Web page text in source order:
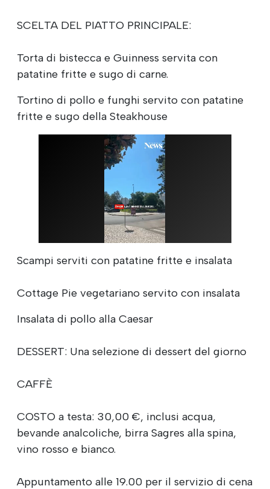
SCELTA DEL PIATTO PRINCIPALE:
Torta di bistecca e Guinness servita con
patatine fritte e sugo di carne.
Tortino di pollo e funghi servito con patatine
fritte e sugo della Steakhouse
Scampi serviti con patatine fritte e insalata
Cottage Pie vegetariano servito con insalata
Insalata di pollo alla Caesar
DESSERT: Una selezione di dessert del giorno
CAFFÈ
COSTO a testa: 30,00 €, inclusi acqua,
bevande analcoliche, birra Sagres alla spina,
vino rosso e bianco.
Appuntamento alle 19.00 per il servizio di cena